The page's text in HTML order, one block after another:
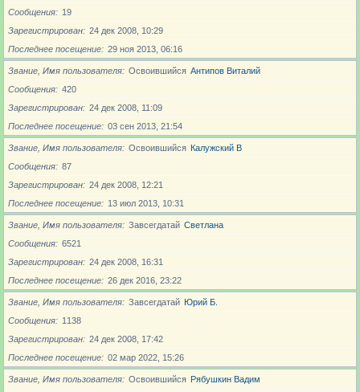
Сообщения
19
Зарегистрирован
24 дек 2008, 10:29
Последнее посещение
29 ноя 2013, 06:16
Звание, Имя пользователя Освоившийся Антипов Виталий
Сообщения
420
Зарегистрирован
24 дек 2008, 11:09
Последнее посещение
03 сен 2013, 21:54
Звание, Имя пользователя Освоившийся Калужский В
Сообщения
87
Зарегистрирован
24 дек 2008, 12:21
Последнее посещение
13 июл 2013, 10:31
Звание, Имя пользователя Завсегдатай Светлана
Сообщения
6521
Зарегистрирован
24 дек 2008, 16:31
Последнее посещение
26 дек 2016, 23:22
Звание, Имя пользователя Завсегдатай Юрий Б.
Сообщения
1138
Зарегистрирован
24 дек 2008, 17:42
Последнее посещение
02 мар 2022, 15:26
Звание, Имя пользователя Освоившийся Рябушкин Вадим